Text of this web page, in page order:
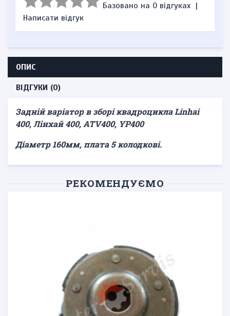
Базовано на 0 відгуках |
Написати відгук
ОПИС
ВІДГУКИ (0)
Задній варіатор в зборі квадроцикла Linhai
400, Лінхай 400, ATV400, YP400
Діаметр 160мм, плата 5 колодкові.
РЕКОМЕНДУЄМО